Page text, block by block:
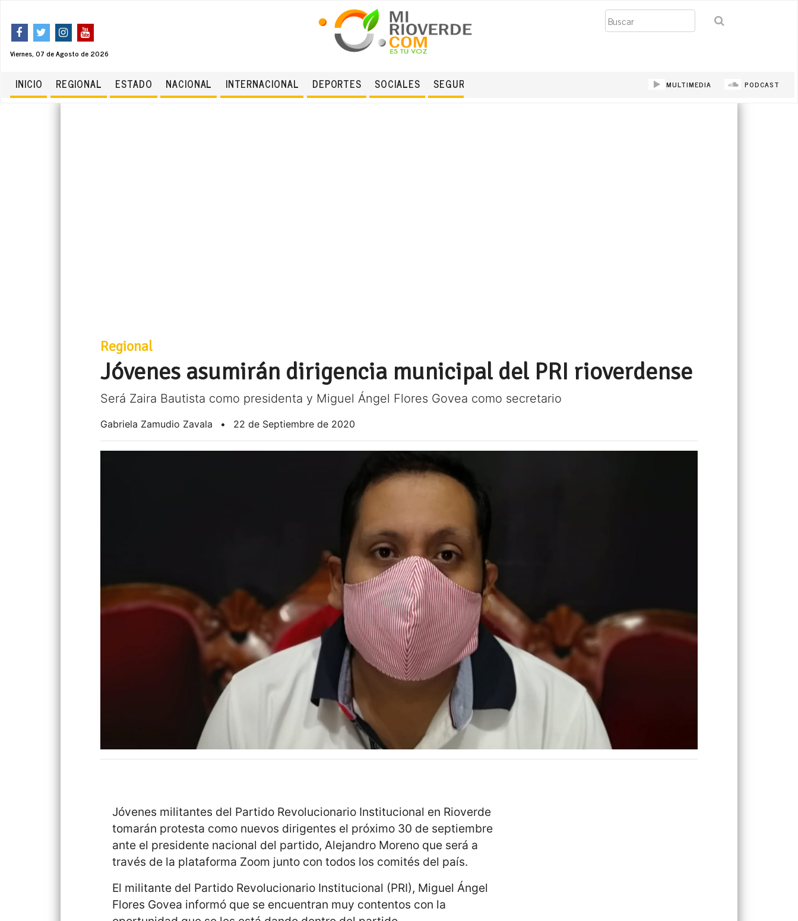
Viernes, 07 de Agosto de 2026
Buscar
INICIO REGIONAL ESTADO NACIONAL INTERNACIONAL DEPORTES SOCIALES SEGURIDAD MULTIMEDIA PODCAST
Regional
Jóvenes asumirán dirigencia municipal del PRI rioverdense
Será Zaira Bautista como presidenta y Miguel Ángel Flores Govea como secretario
Gabriela Zamudio Zavala • 22 de Septiembre de 2020
Jóvenes militantes del Partido Revolucionario Institucional en Rioverde
tomarán protesta como nuevos dirigentes el próximo 30 de septiembre
ante el presidente nacional del partido, Alejandro Moreno que será a
través de la plataforma Zoom junto con todos los comités del país.
El militante del Partido Revolucionario Institucional (PRI), Miguel Ángel
Flores Govea informó que se encuentran muy contentos con la